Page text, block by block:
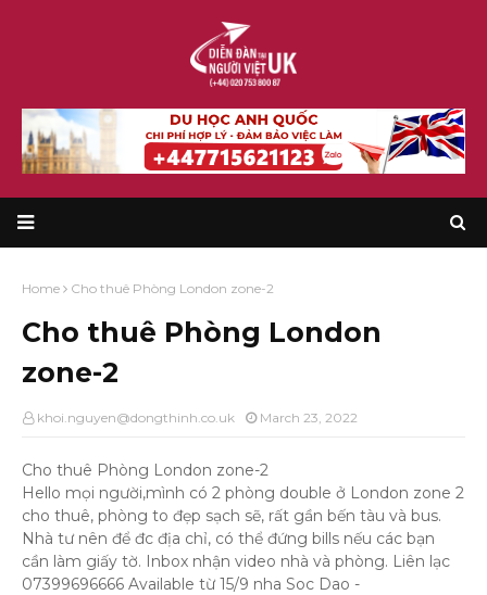
Home Cho thuê Phòng London zone-2
Cho thuê Phòng London
zone-2
khoi.nguyen@dongthinh.co.uk March 23, 2022
Cho thuê Phòng London zone-2
Hello mọi người,mình có 2 phòng double ở London zone 2
cho thuê, phòng to đẹp sạch sẽ, rất gần bến tàu và bus.
Nhà tư nên để đc địa chỉ, có thể đứng bills nếu các bạn
cần làm giấy tờ. Inbox nhận video nhà và phòng. Liên lạc
07399696666 Available từ 15/9 nha Soc Dao -